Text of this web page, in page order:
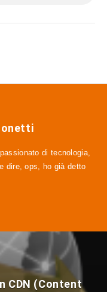
di tecnologia,
dire, ops, ho già detto
CDN (Content